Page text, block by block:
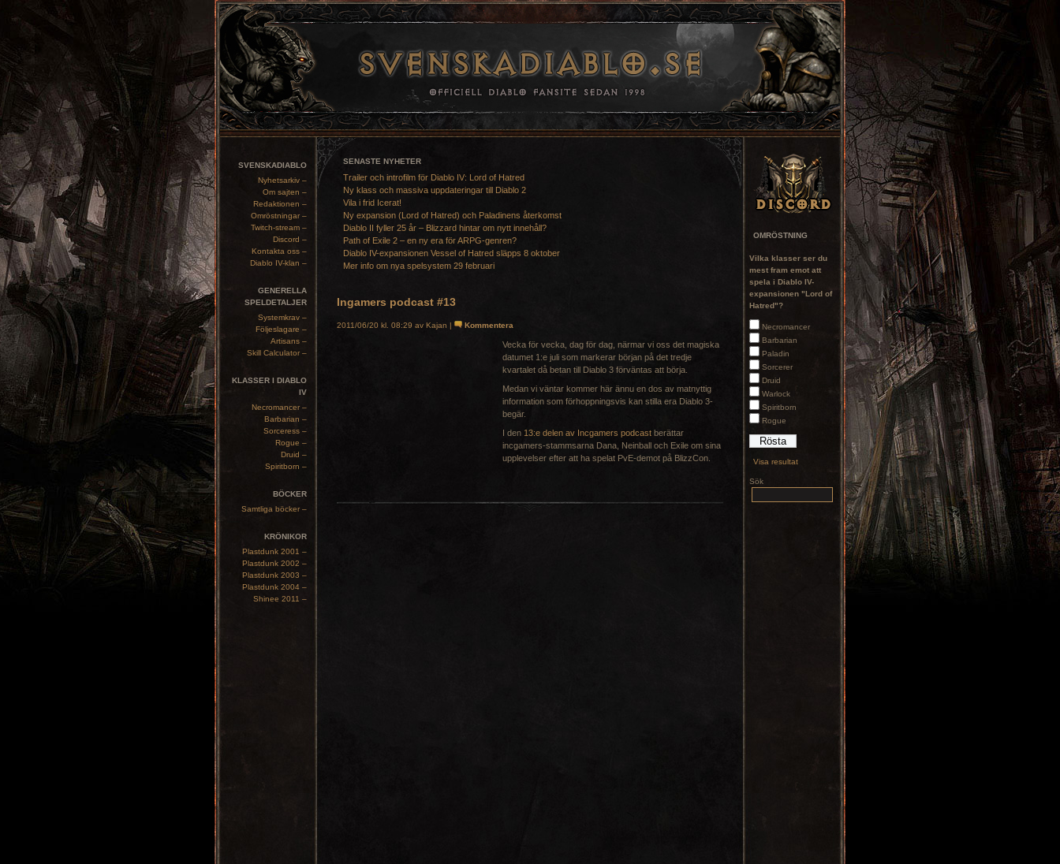
SVENSKADIABLO
Nyhetsarkiv –
Om sajten –
Redaktionen –
Omröstningar –
Twitch-stream –
Discord –
Kontakta oss –
Diablo IV-klan –
GENERELLA
SPELDETALJER
Systemkrav –
Följeslagare –
Artisans –
Skill Calculator –
KLASSER I DIABLO
IV
Necromancer –
Barbarian –
Sorceress –
Rogue –
Druid –
Spiritborn –
BÖCKER
Samtliga böcker –
KRÖNIKOR
Plastdunk 2001 –
Plastdunk 2002 –
Plastdunk 2003 –
Plastdunk 2004 –
Shinee 2011 –
SENASTE NYHETER
Trailer och introfilm för Diablo IV: Lord of Hatred
Ny klass och massiva uppdateringar till Diablo 2
Vila i frid Icerat!
Ny expansion (Lord of Hatred) och Paladinens återkomst
Diablo II fyller 25 år – Blizzard hintar om nytt innehåll?
Path of Exile 2 – en ny era för ARPG-genren?
Diablo IV-expansionen Vessel of Hatred släpps 8 oktober
Mer info om nya spelsystem 29 februari
OMRÖSTNING
Vilka klasser ser du
mest fram emot att
spela i Diablo IV-
expansionen "Lord of
Hatred"?
Necromancer
Barbarian
Paladin
Sorcerer
Druid
Warlock
Spiritborn
Rogue
Visa resultat
Sök
Ingamers podcast #13
2011/06/20 kl. 08:29 av Kajan | Kommentera
Vecka för vecka, dag för dag, närmar vi oss det magiska
datumet 1:e juli som markerar början på det tredje
kvartalet då betan till Diablo 3 förväntas att börja.
Medan vi väntar kommer här ännu en dos av matnyttig
information som förhoppningsvis kan stilla era Diablo 3-
begär.
I den 13:e delen av Incgamers podcast berättar
incgamers-stammsarna Dana, Neinball och Exile om sina
upplevelser efter att ha spelat PvE-demot på BlizzCon.